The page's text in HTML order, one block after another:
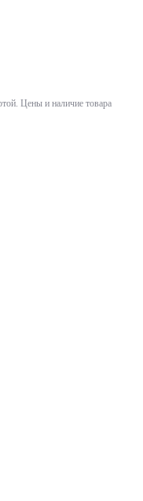
Цены и наличие товара